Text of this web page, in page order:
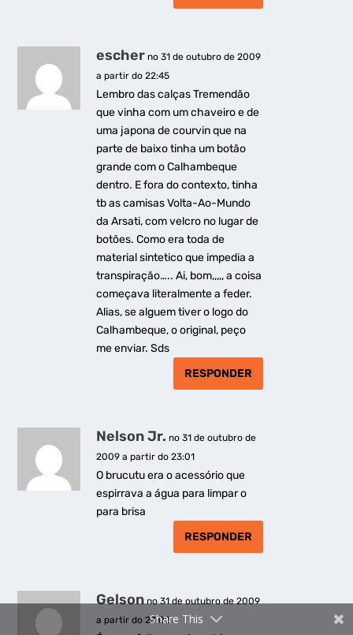
escher no 31 de outubro de 2009
a partir do 22:45
Lembro das calças Tremendão
que vinha com um chaveiro e de
uma japona de courvin que na
parte de baixo tinha um botão
grande com o Calhambeque
dentro. E fora do contexto, tinha
tb as camisas Volta-Ao-Mundo
da Arsati, com velcro no lugar de
botões. Como era toda de
material sintetico que impedia a
transpiração….. Ai, bom,,,,, a coisa
começava literalmente a feder.
Alias, se alguem tiver o logo do
Calhambeque, o original, peço
me enviar. Sds
RESPONDER
Nelson Jr. no 31 de outubro de
2009 a partir do 23:01
O brucutu era o acessório que
espirrava a água para limpar o
para brisa
RESPONDER
Gelson no 31 de outubro de 2009
a partir do 23:02Share This